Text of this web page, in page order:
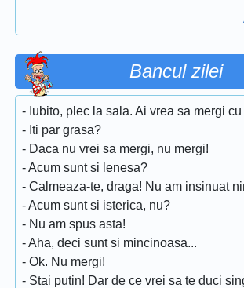
Bancul zilei
- Iubito, plec la sala. Ai vrea sa mergi
- Iti par grasa?
- Daca nu vrei sa mergi, nu mergi!
- Acum sunt si lenesa?
- Calmeaza-te, draga! Nu am insinuat
- Acum sunt si isterica, nu?
- Nu am spus asta!
- Aha, deci sunt si mincinoasa...
- Ok. Nu mergi!
- Stai putin! Dar de ce vrei sa te duci